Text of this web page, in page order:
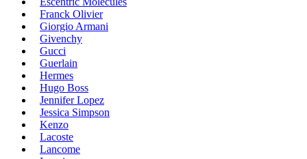
Franck Olivier
Giorgio Armani
Givenchy
Gucci
Guerlain
Hermes
Hugo Boss
Jennifer Lopez
Jessica Simpson
Kenzo
Lacoste
Lancome